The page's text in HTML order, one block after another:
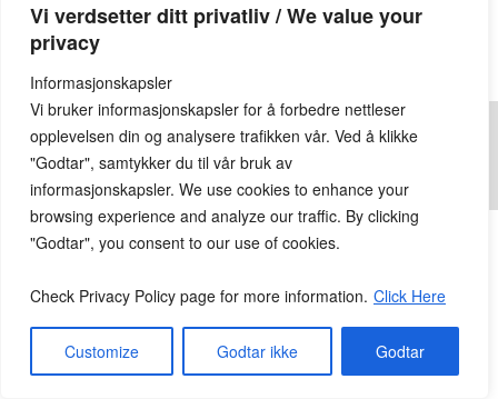
Vi verdsetter ditt privatliv / We value your
privacy
Informasjonskapsler
Vi bruker informasjonskapsler for å forbedre nettleser
opplevelsen din og analysere trafikken vår. Ved å klikke
"Godtar", samtykker du til vår bruk av
informasjonskapsler. We use cookies to enhance your
browsing experience and analyze our traffic. By clicking
"Godtar", you consent to our use of cookies.
Check Privacy Policy page for more information. Click Here
Customize Godtar ikke Godtar
Publikumspassord:
© 2026Lesekroken.noAll Rights Reserved.